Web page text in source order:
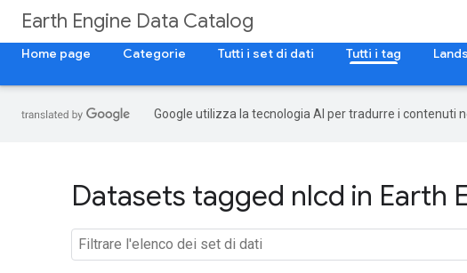
Earth Engine Data Catalog
Home page
Categorie Tutti i set di dati Tutti i tag
Google utilizza la tecnologia AI per tradurre i contenuti
Datasets tagged nlcd in Earth